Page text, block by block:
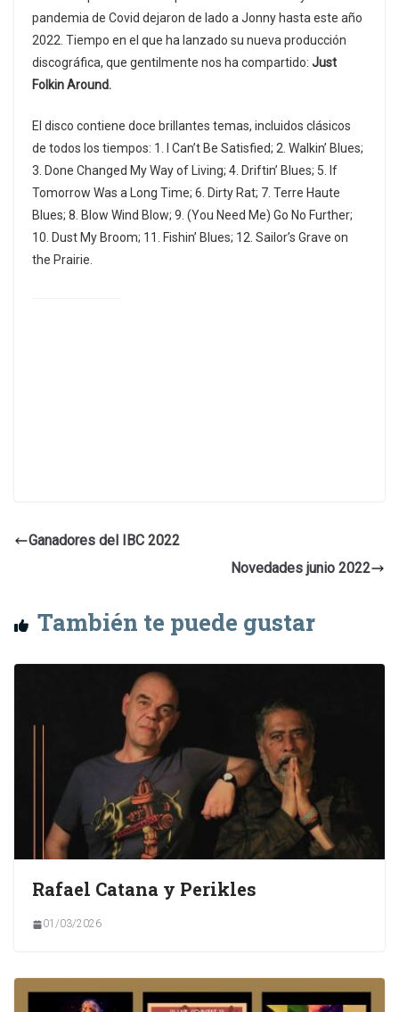
pandemia de Covid dejaron de lado a Jonny hasta este año
2022. Tiempo en el que ha lanzado su nueva producción
discográfica, que gentilmente nos ha compartido: Just
Folkin Around.
El disco contiene doce brillantes temas, incluidos clásicos
de todos los tiempos: 1. I Can’t Be Satisfied; 2. Walkin’ Blues;
3. Done Changed My Way of Living; 4. Driftin’ Blues; 5. If
Tomorrow Was a Long Time; 6. Dirty Rat; 7. Terre Haute
Blues; 8. Blow Wind Blow; 9. (You Need Me) Go No Further;
10. Dust My Broom; 11. Fishin’ Blues; 12. Sailor’s Grave on
the Prairie.
Ganadores del IBC 2022
Novedades junio 2022
También te puede gustar
Rafael Catana y Perikles
01/03/2026